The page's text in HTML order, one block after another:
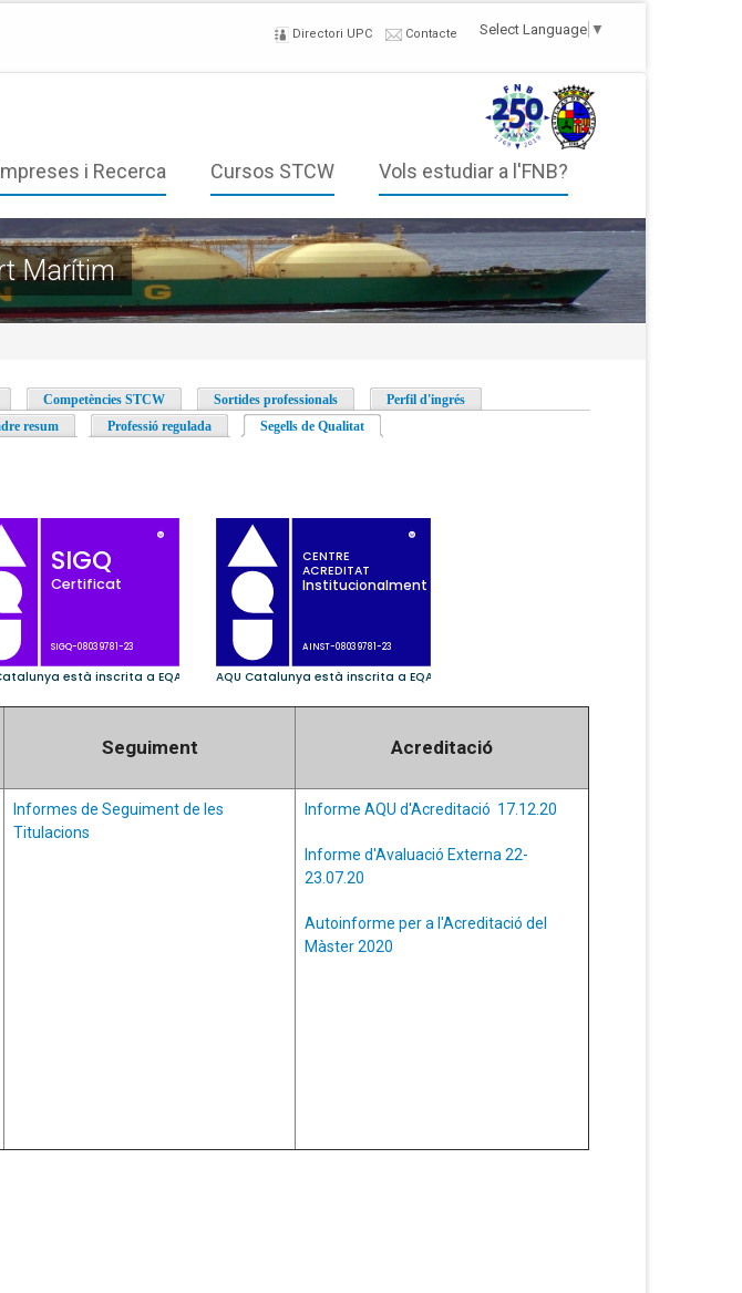
Select Language ▼
Directori UPC Contacte
i Recerca Cursos STCW Vols estudiar a l'FNB?
Marítim
Competències STCW Sortides professionals
Perfil d'ingrés
resum Professió regulada Segells de Qualitat
Seguiment Acreditació
Informes de Seguiment de les
Titulacions
Informe AQU d'Acreditació 17.12.20
Informe d'Avaluació Externa 22-
23.07.20
Autoinforme per a l'Acreditació del
Màster 2020